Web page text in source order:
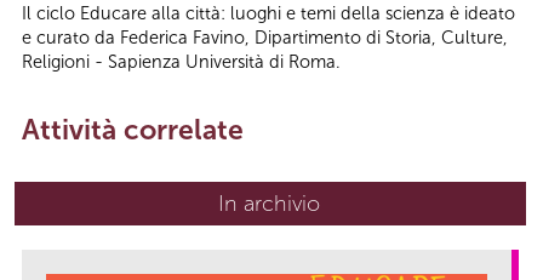
Il ciclo Educare alla città: luoghi e temi della scienza è ideato
e curato da Federica Favino, Dipartimento di Storia, Culture,
Religioni - Sapienza Università di Roma.
Attività correlate
In archivio